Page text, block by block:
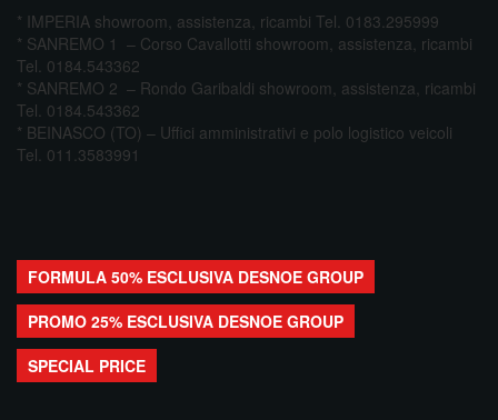
* IMPERIA showroom, assistenza, ricambi Tel. 0183.295999
* SANREMO 1 – Corso Cavallotti showroom, assistenza, ricambi
Tel. 0184.543362
* SANREMO 2 – Rondo Garibaldi showroom, assistenza, ricambi
Tel. 0184.543362
* BEINASCO (TO) – Uffici amministrativi e polo logistico veicoli
Tel. 011.3583991
FORMULA 50% ESCLUSIVA DESNOE GROUP
PROMO 25% ESCLUSIVA DESNOE GROUP
SPECIAL PRICE